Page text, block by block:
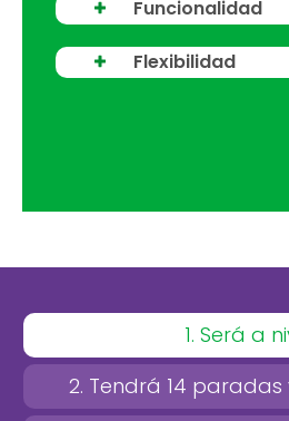
Funcionalidad
Flexibilidad
1. Será a
2. Tendrá 14 paradas